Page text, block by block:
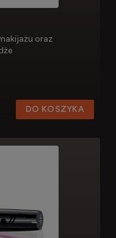
oraz
DO KOSZYKA